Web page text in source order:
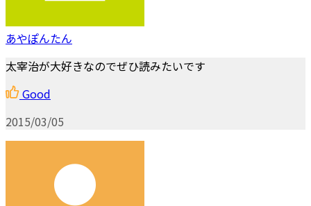
あやぽんたん
太宰治が大好きなのでぜひ読みたいです
Good
2015/03/05